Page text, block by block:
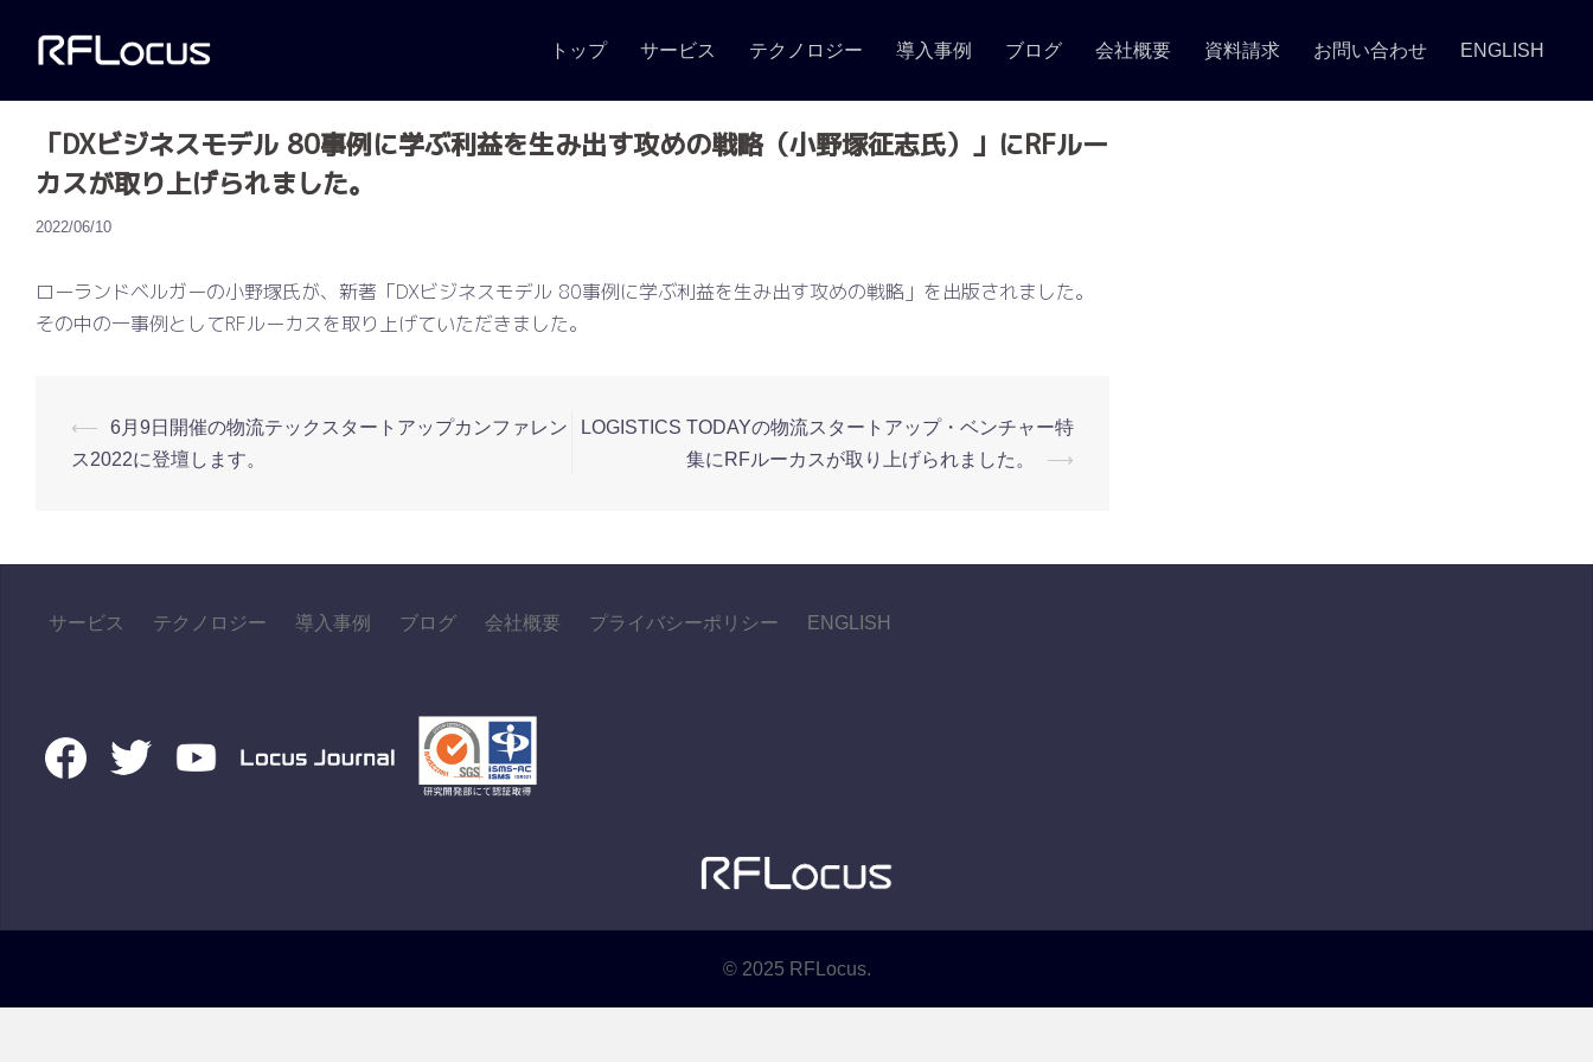
トップ サービス テクノロジー 導入事例 ブログ 会社概要 資料請求 お問い合わせ ENGLISH
「DXビジネスモデル 80事例に学ぶ利益を生み出す攻めの戦略（小野塚征志氏）」にRFルー
カスが取り上げられました。
2022/06/10
ローランドベルガーの小野塚氏が、新著「DXビジネスモデル 80事例に学ぶ利益を生み出す攻めの戦略」を出版されました。
その中の一事例としてRFルーカスを取り上げていただきました。
投
稿
ビ
ゲ
ョ
ン
⟵
6月9日開催の物流テックスタートアップカンファレン
ス2022に登壇します。
LOGISTICS TODAYの物流スタートアップ・ベンチャー特
集にRFルーカスが取り上げられました。
⟶
サービス テクノロジー 導入事例 ブログ 会社概要 プライバシーポリシー ENGLISH
© 2025 RFLocus.